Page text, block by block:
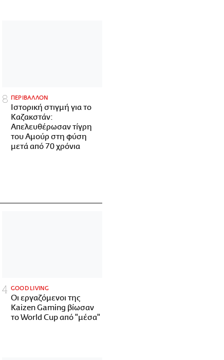
ΠΕΡΙΒΑΛΛΟΝ
Ιστορική στιγμή για το
Καζακστάν:
Απελευθέρωσαν τίγρη
του Αμούρ στη φύση
μετά από 70 χρόνια
GOOD LIVING
Οι εργαζόμενοι της
Kaizen Gaming βίωσαν
το World Cup από "μέσα"